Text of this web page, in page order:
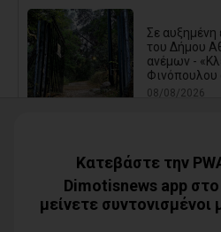
Σε αυξημένη
του Δήμου
ανέμων -
Φινόπουλου
08/08/2026
Δωρεάν
ΚΑΠΗ του
08/08/2026
Κατεβάστε την
Dimotisnews app στο
μείνετε